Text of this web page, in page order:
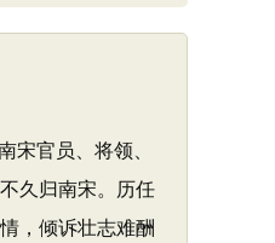
宋官员、将领、
久归南宋。历任
，倾诉壮志难酬